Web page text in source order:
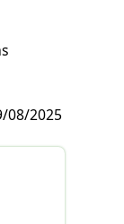
08/2025